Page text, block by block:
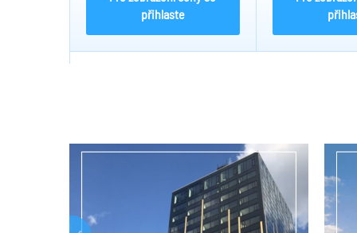
přihlaste